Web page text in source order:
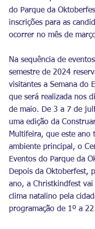
do Parque da
inscrições para as
ocorrer no mês de
Na sequência de
semestre de 2024
visitantes a Semana do
que será realizada nos
de maio. De 3 a 7 de
uma edição da
Multifeira, que este ano
ambiente principal, o
Eventos do Parque da
Depois da Oktoberfest,
ano, a Christkindfest vai
clima natalino pela
programação de 1º a